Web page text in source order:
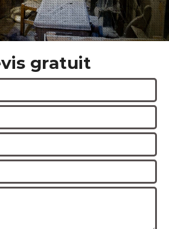
gratuit